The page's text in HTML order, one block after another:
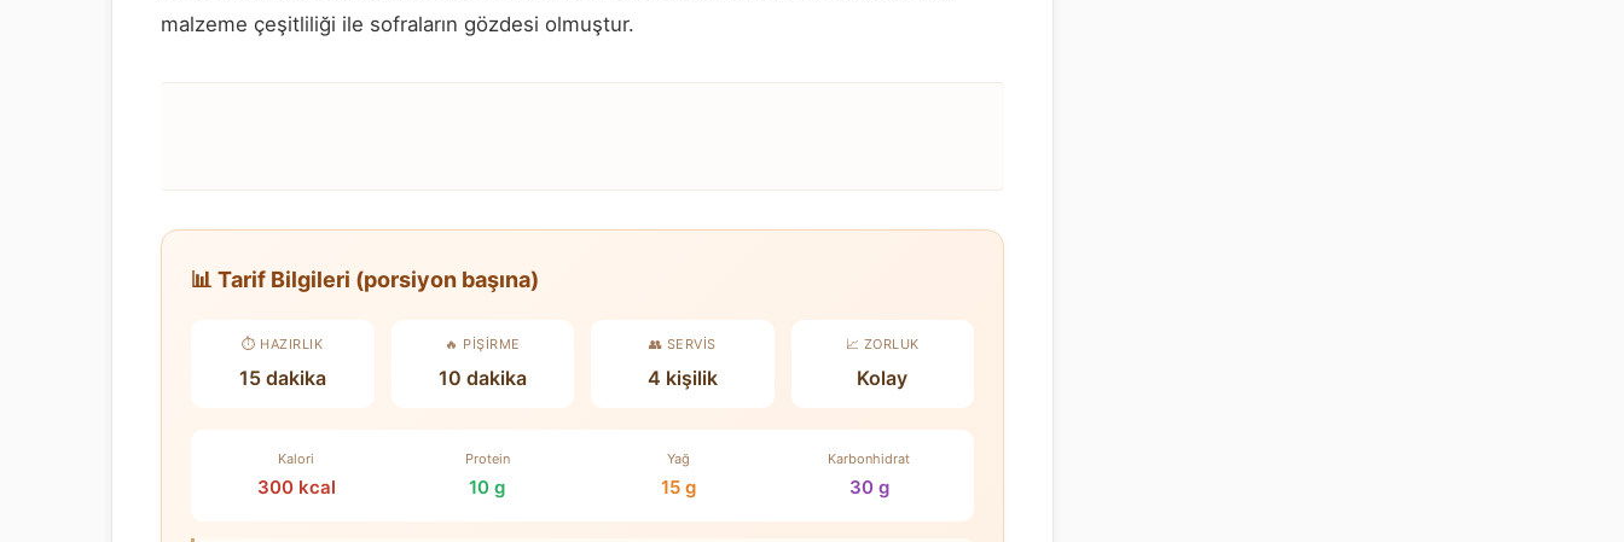
malzeme çeşitliliği ile sofraların gözdesi olmuştur.
📊 Tarif Bilgileri (porsiyon başına)
⏱️ HAZIRLIK
15 dakika
🔥 PIŞIRME
10 dakika
👥 SERVIS
4 kişilik
📈 ZORLUK
Kolay
Kalori
300 kcal
Protein
10 g
Yağ
15 g
Karbonhidrat
30 g